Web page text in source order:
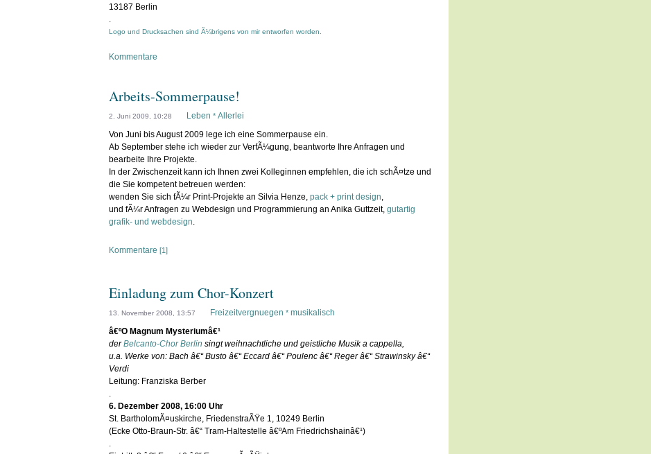
13187 Berlin
.
Logo und Drucksachen sind Ã¼brigens von mir entworfen worden.
Kommentare
Arbeits-Sommerpause!
2. Juni 2009, 10:28 Leben * Allerlei
Von Juni bis August 2009 lege ich eine Sommerpause ein.
Ab September stehe ich wieder zur VerfÃ¼gung, beantworte Ihre Anfragen und
bearbeite Ihre Projekte.
In der Zwischenzeit kann ich Ihnen zwei Kolleginnen empfehlen, die ich schÃ¤tze und
die Sie kompetent betreuen werden:
wenden Sie sich fÃ¼r Print-Projekte an Silvia Henze, pack + print design,
und fÃ¼r Anfragen zu Webdesign und Programmierung an Anika Guttzeit, gutartig
grafik- und webdesign.
Kommentare [1]
Einladung zum Chor-Konzert
13. November 2008, 13:57 Freizeitvergnuegen * musikalisch
â€ºO Magnum Mysteriumâ€¹
derBelcanto-Chor Berlin singt weihnachtliche und geistliche Musik a cappella,
u.a. Werke von: Bach â€“ Busto â€“ Eccard â€“ Poulenc â€“ Reger â€“ Strawinsky â€“
Verdi
Leitung: Franziska Berber
.
6. Dezember 2008, 16:00 Uhr
St. BartholomÃ¤uskirche, FriedenstraÃŸe 1, 10249 Berlin
(Ecke Otto-Braun-Str. â€“ Tram-Haltestelle â€ºAm Friedrichshainâ€¹)
.